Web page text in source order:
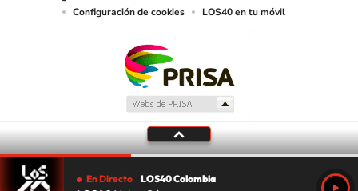
Configuración de cookies
LOS40 en tu móvil
En Directo LOS40 Colombia